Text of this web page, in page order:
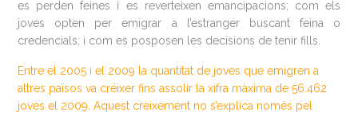
es perden feines i es reverteixen emancipacions; com els
joves opten per emigrar a l’estranger buscant feina o
credencials; i com es posposen les decisions de tenir fills.
Entre el 2005 i el 2009 la quantitat de joves que emigren a
altres països va créixer fins assolir la xifra màxima de 56.462
joves el 2009. Aquest creixement no s’explica només pel